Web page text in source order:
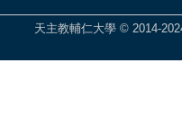
天主教輔仁大學 © 2014-